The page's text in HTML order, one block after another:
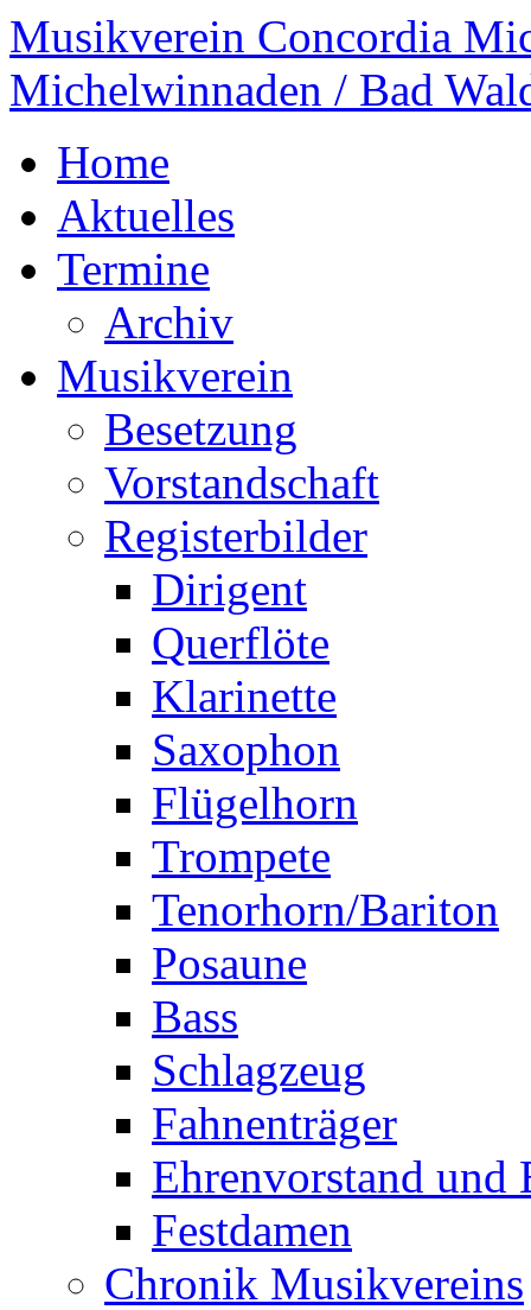
Musikverein Concordia
Michelwinnaden / Bad
Home
Aktuelles
Termine
Archiv
Musikverein
Besetzung
Vorstandschaft
Registerbilder
Dirigent
Querflöte
Klarinette
Saxophon
Flügelhorn
Trompete
Tenorhorn/Bariton
Posaune
Bass
Schlagzeug
Fahnenträger
Ehrenvorstand und
Festdamen
Chronik Musikvereins